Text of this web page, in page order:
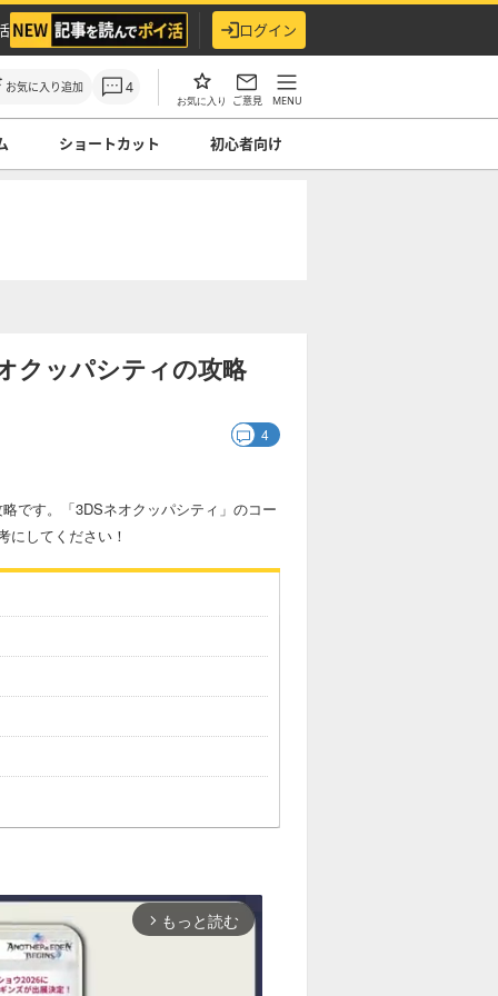
ログイン
お気に入り追加 4
お気に入り ご意見 MENU
ショートカット 初心者向け
クッパシティの攻略
4
です。「3DSネオクッパシティ」のコー
にしてください！
arrow_forward_ios もっと読む